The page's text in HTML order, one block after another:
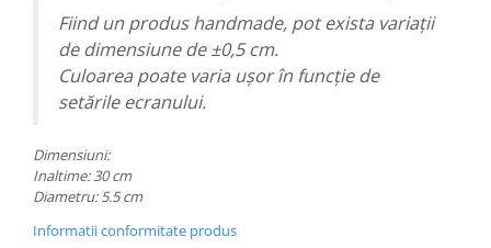
Fiind un produs handmade, pot exista variații
de dimensiune de ±0,5 cm.
Culoarea poate varia ușor în funcție de
setările ecranului.
Dimensiuni:
Inaltime: 30 cm
Diametru: 5.5 cm
Informatii conformitate produs